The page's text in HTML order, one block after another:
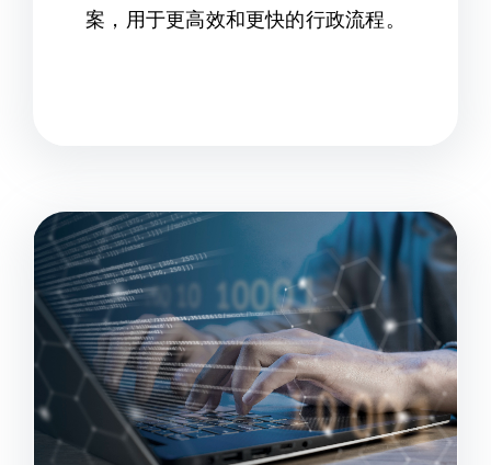
案，用于更高效和更快的行政流程。